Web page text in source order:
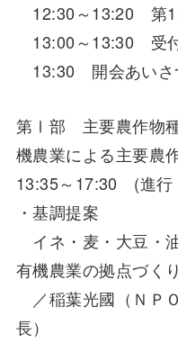
12:30～13:20 第1
13:00～13:30 受
13:30 開会あいさ
第Ⅰ部 主要農作物
機農業による主要農
13:35～17:30 (進
・基調提案
イネ・麦・大豆・
有機農業の拠点づく
／稲葉光國（ＮＰ
長）